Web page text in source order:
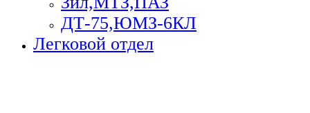
ДТ-75,ЮМЗ-6КЛ
Легковой отдел